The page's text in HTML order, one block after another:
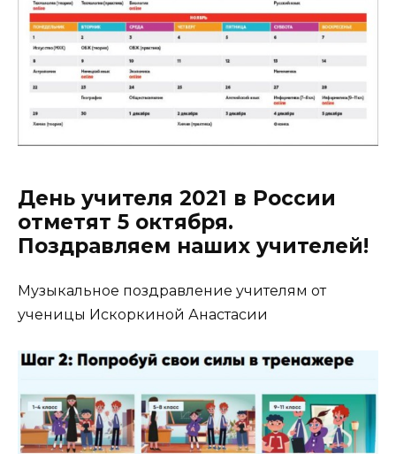
День учителя 2021 в России
отметят 5 октября.
Поздравляем наших учителей!
Музыкальное поздравление учителям от
ученицы Искоркиной Анастасии